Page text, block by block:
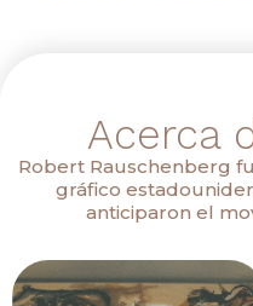
Acerca
Robert Rauschenberg
gráfico
anticiparon el